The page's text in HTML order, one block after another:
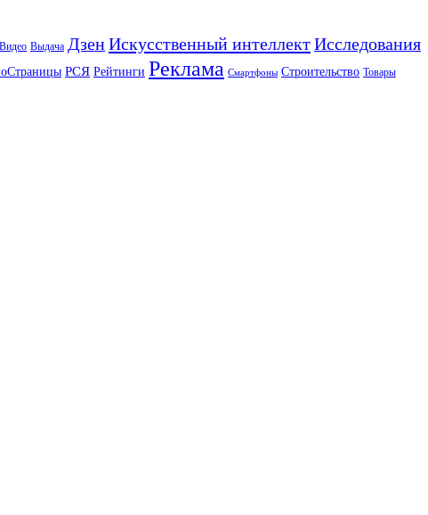
Видео Выдача ДзенИскусственный интеллектИсследования
РСЯ Рейтинги Реклама Смартфоны Строительство Товары